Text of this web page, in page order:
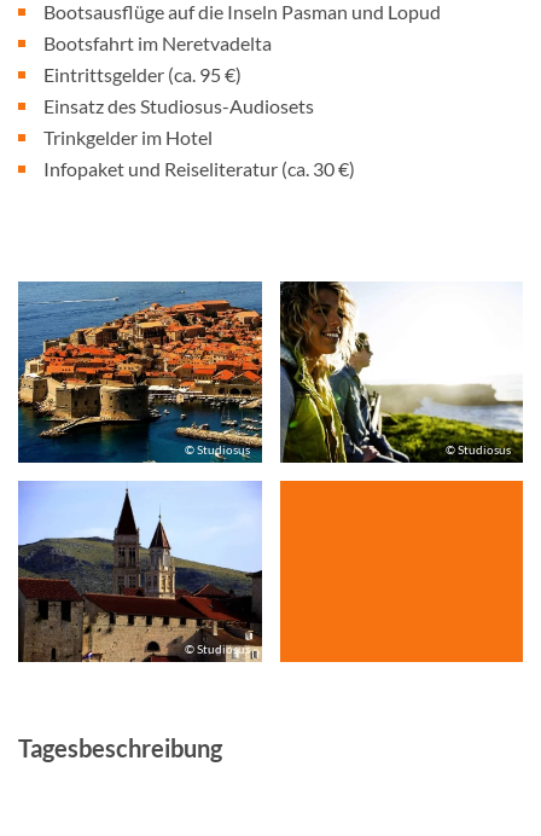
Bootsausflüge auf die Inseln Pasman und Lopud
Bootsfahrt im Neretvadelta
Eintrittsgelder (ca. 95 €)
Einsatz des Studiosus-Audiosets
Trinkgelder im Hotel
Infopaket und Reiseliteratur (ca. 30 €)
© Studiosus © Studiosus
© Studiosus
Tagesbeschreibung